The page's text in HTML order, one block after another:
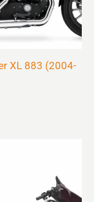
XL 883 (2004-